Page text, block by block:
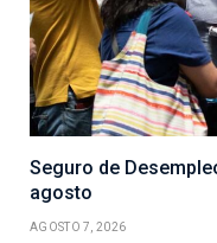
Seguro de
agosto
AGOSTO 7, 2026